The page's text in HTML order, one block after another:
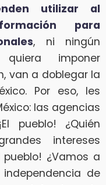
utilizar al
para
, ni ningún
imponer
van a doblegar la
Por eso, les
las agencias
pueblo! ¿Quién
intereses
pueblo! ¿Vamos a
de